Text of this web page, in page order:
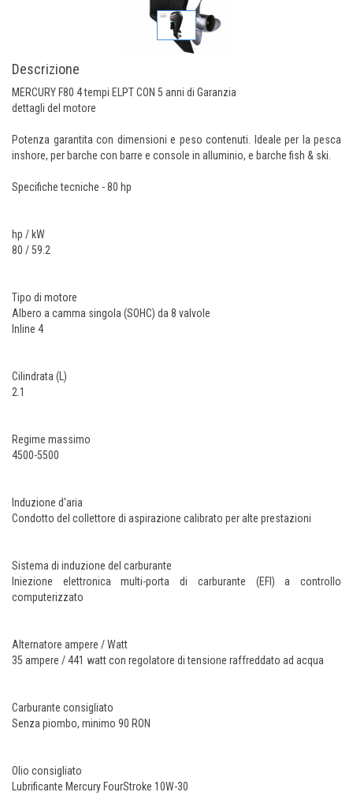
Descrizione
MERCURY F80 4 tempi ELPT CON 5 anni di Garanzia
dettagli del motore
Potenza garantita con dimensioni e peso contenuti. Ideale per la pesca
inshore, per barche con barre e console in alluminio, e barche fish & ski.
Specifiche tecniche - 80 hp
hp / kW
80 / 59.2
Tipo di motore
Albero a camma singola (SOHC) da 8 valvole
Inline 4
Cilindrata (L)
2.1
Regime massimo
4500-5500
Induzione d'aria
Condotto del collettore di aspirazione calibrato per alte prestazioni
Sistema di induzione del carburante
Iniezione elettronica multi-porta di carburante (EFI) a controllo
computerizzato
Alternatore ampere / Watt
35 ampere / 441 watt con regolatore di tensione raffreddato ad acqua
Carburante consigliato
Senza piombo, minimo 90 RON
Olio consigliato
Lubrificante Mercury FourStroke 10W-30